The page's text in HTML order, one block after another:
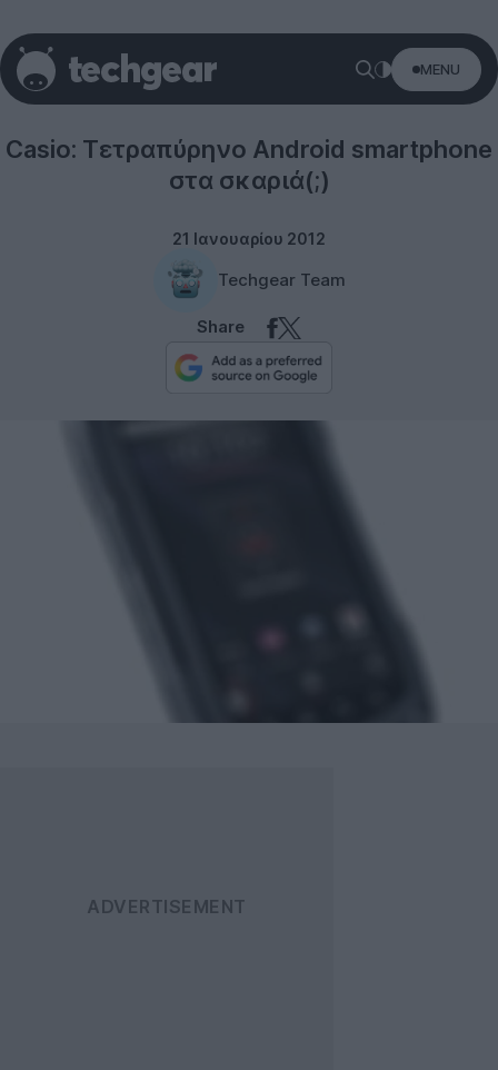
MENU
Casio: Τετραπύρηνο Android smartphone
στα σκαριά(;)
21 Ιανουαρίου 2012
Techgear Team
Share